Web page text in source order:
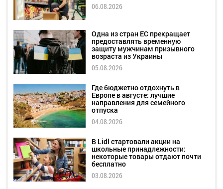
06.08.2026
Одна из стран ЕС прекращает
предоставлять временную
защиту мужчинам призывного
возраста из Украины
05.08.2026
Где бюджетно отдохнуть в
Европе в августе: лучшие
направления для семейного
отпуска
04.08.2026
В Lidl стартовали акции на
школьные принадлежности:
некоторые товары отдают почти
бесплатно
03.08.2026